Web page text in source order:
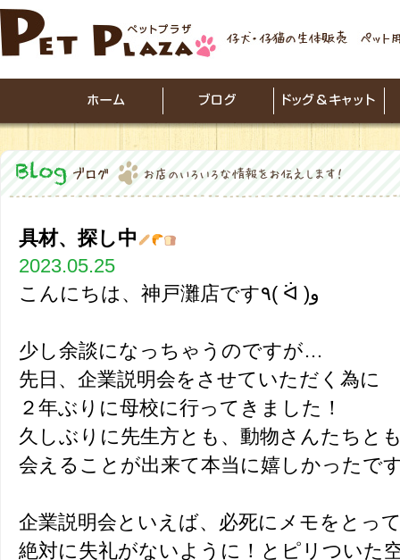
具材、探し中
2023.05.25
こんにちは、神戸灘店です٩( ᐛ )و
少し余談になっちゃうのですが…
先日、企業説明会をさせていただく為に
２年ぶりに母校に行ってきました！
久しぶりに先生方とも、動物さんたちと
会えることが出来て本当に嬉しかったで
企業説明会といえば、必死にメモをとっ
絶対に失礼がないように！とピリついた